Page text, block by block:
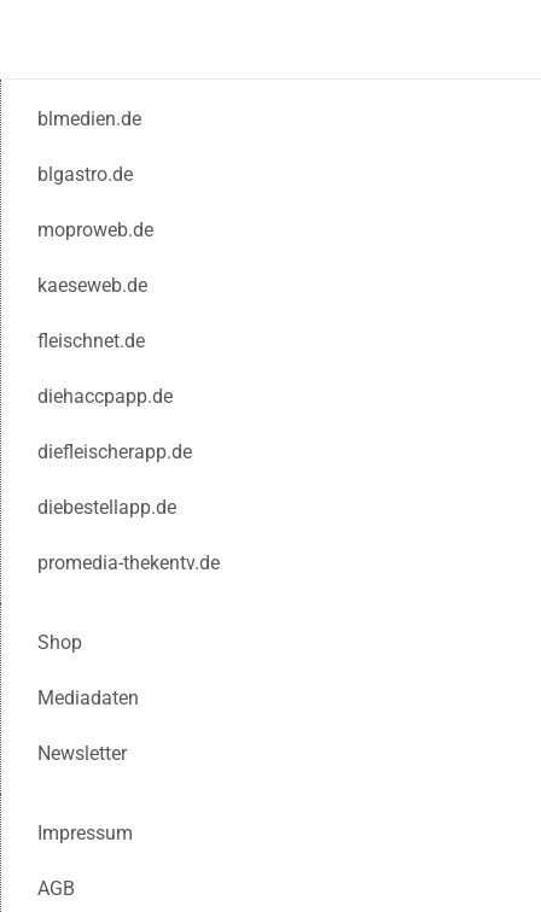
blmedien.de
blgastro.de
moproweb.de
kaeseweb.de
fleischnet.de
diehaccpapp.de
diefleischerapp.de
diebestellapp.de
promedia-thekentv.de
Shop
Mediadaten
Newsletter
Impressum
AGB